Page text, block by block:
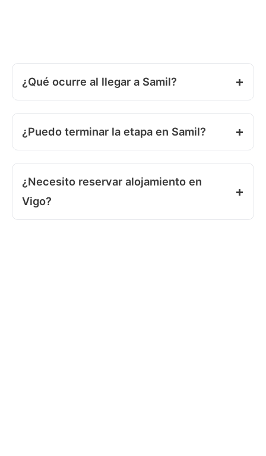
¿Qué ocurre al llegar a Samil?
¿Puedo terminar la etapa en Samil?
¿Necesito reservar alojamiento en
Vigo?